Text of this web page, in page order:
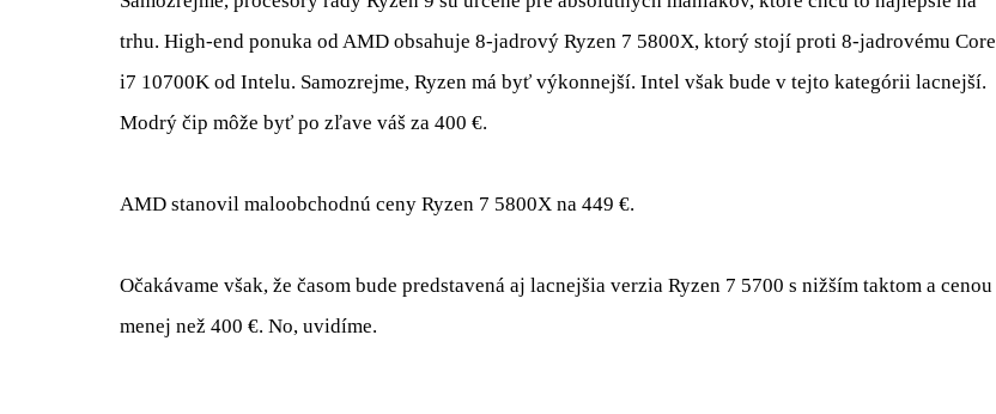
trhu. High-end ponuka od AMD obsahuje 8-jadrový Ryzen 7 5800X, ktorý stojí proti 8-jadrovému Core
i7 10700K od Intelu. Samozrejme, Ryzen má byť výkonnejší. Intel však bude v tejto kategórii lacnejší.
Modrý čip môže byť po zľave váš za 400 €.
AMD stanovil maloobchodnú ceny Ryzen 7 5800X na 449 €.
Očakávame však, že časom bude predstavená aj lacnejšia verzia Ryzen 7 5700 s nižším taktom a cenou
menej než 400 €. No, uvidíme.